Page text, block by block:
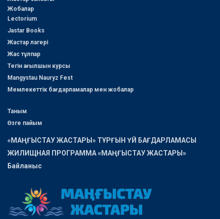
Жобалар
Lectorium
Jastar Books
Жастар лагері
Жас тұлпар
Тегін ағылшын курсы
Mangystau Nauryz Fest
Мемлекеттік бағдарламалар мен жобалар
Таным
Өзге пайым
«МАҢҒЫСТАУ ЖАСТАРЫ» ТҰРҒЫН ҮЙ БАҒДАРЛАМАСЫ
ЖИЛИЩНАЯ ПРОГРАММА «МАҢҒЫСТАУ ЖАСТАРЫ»
Байланыс